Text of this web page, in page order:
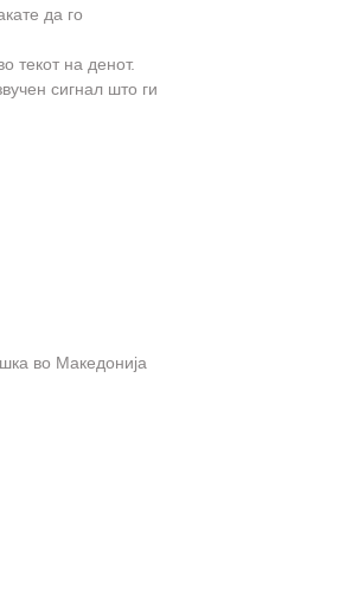
да го
текот на денот.
сигнал што ги
во Македонија